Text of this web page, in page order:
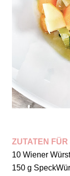
ZUTATEN FÜR
10 Wiener
150 g